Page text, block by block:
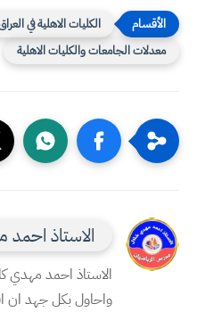
الكليات الاهلية في
معدلات الجامعات والكليات الاهلية
الاستاذ
الاستاذ احمد مهدي
واحاول بكل جهد ان